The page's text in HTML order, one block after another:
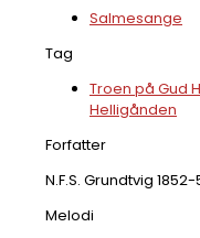
Salmesange
Tag
Troen på Gud
Helligånden
Forfatter
N.F.S. Grundtvig
Melodi